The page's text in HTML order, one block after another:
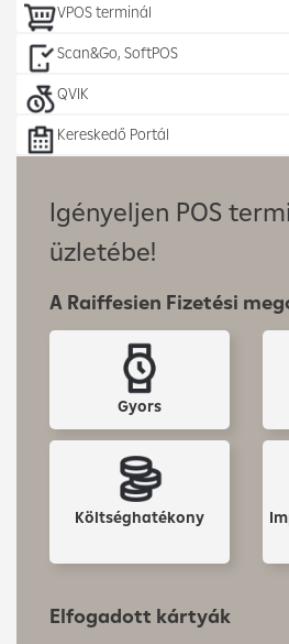
VPOS terminál
Scan&Go, SoftPOS
QVIK
Kereskedő Portál
Igényeljen POS
üzletébe!
A Raiffesien Fizetési
Gyors
Költséghatékony
Elfogadott kártyák